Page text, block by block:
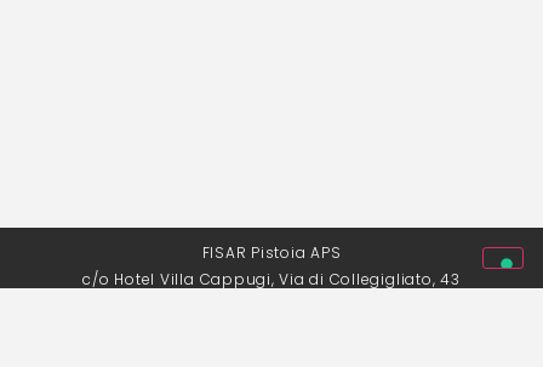
FISAR Pistoia APS
c/o Hotel Villa Cappugi, Via di Collegigliato, 43